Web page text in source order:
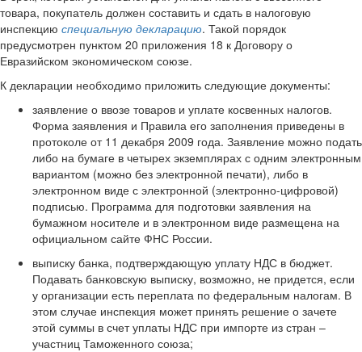
товара, покупатель должен составить и сдать в налоговую
инспекцию специальную декларацию. Такой порядок
предусмотрен пунктом 20 приложения 18 к Договору о
Евразийском экономическом союзе.
К декларации необходимо приложить следующие документы:
заявление о ввозе товаров и уплате косвенных налогов.
Форма заявления и Правила его заполнения приведены в
протоколе от 11 декабря 2009 года. Заявление можно подать
либо на бумаге в четырех экземплярах с одним электронным
вариантом (можно без электронной печати), либо в
электронном виде с электронной (электронно-цифровой)
подписью. Программа для подготовки заявления на
бумажном носителе и в электронном виде размещена на
официальном сайте ФНС России.
выписку банка, подтверждающую уплату НДС в бюджет.
Подавать банковскую выписку, возможно, не придется, если
у организации есть переплата по федеральным налогам. В
этом случае инспекция может принять решение о зачете
этой суммы в счет уплаты НДС при импорте из стран –
участниц Таможенного союза;